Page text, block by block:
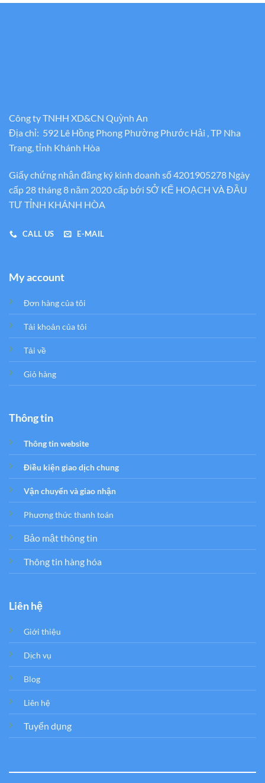
Công ty TNHH XD&CN Quỳnh An
Địa chỉ: 592 Lê Hồng Phong Phường Phước Hải , TP Nha
Trang, tỉnh Khánh Hòa
Giấy chứng nhận đăng ký kinh doanh số 4201905278 Ngày
cấp 28 tháng 8 năm 2020 cấp bới SỞ KẾ HOẠCH VÀ ĐẦU
TƯ TỈNH KHÁNH HÒA
CALL US E-MAIL
My account
Đơn hàng của tôi
Tải khoản của tôi
Tải về
Giỏ hàng
Thông tin
Thông tin website
Điều kiện giao dịch chung
Vận chuyển và giao nhận
Phương thức thanh toán
Bảo mật thông tin
Thông tin hàng hóa
Liên hệ
Giới thiệu
Dịch vụ
Blog
Liên hệ
Tuyển dụng